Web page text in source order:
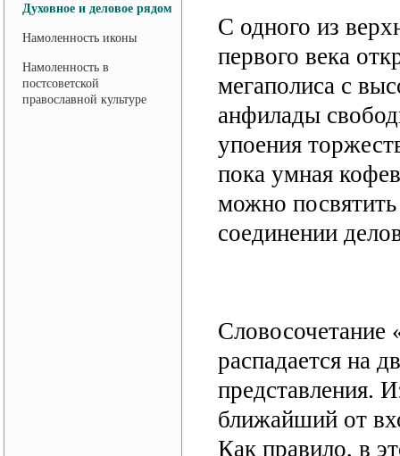
Духовное и деловое рядом
Намоленность иконы
Намоленность в
постсоветской
православной культуре
С одного из
первого века
мегаполиса с
анфилады
упоения
пока умная
можно
соединении
Словосочетание
распадается на
представления.
ближайший от
Как правило, в